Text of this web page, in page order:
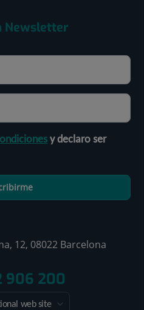
Newsletter
y declaro ser
12, 08022 Barcelona
906 200
web site